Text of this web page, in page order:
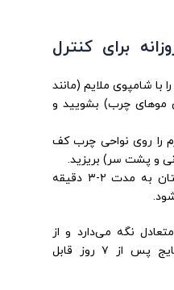
روزانه برای کنترل
با شامپوی ملایم (مانند
موهای چرب) بشویید و
سرم را روی نواحی چرب کف
و پشت سر) بریزید.
با نوک انگشتان به مدت ۲-۳ دقیقه
متعادل نگه می‌دارد و از
ریزش جلوگیری می‌کند. نتایج پس از ۷ روز قابل